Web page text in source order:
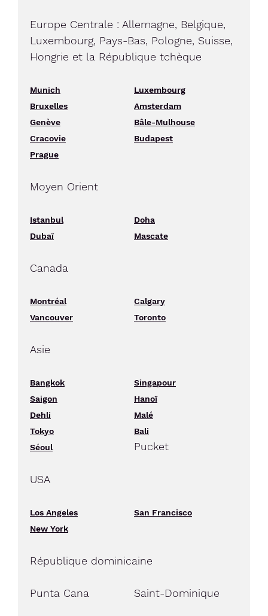
Europe Centrale : Allemagne, Belgique,
Luxembourg, Pays-Bas, Pologne, Suisse,
Hongrie et la République tchèque
Munich
Luxembourg
Bruxelles
Amsterdam
Genève
Bâle-Mulhouse
Cracovie
Budapest
Prague
Moyen Orient
Istanbul
Doha
Dubaï
Mascate
Canada
Montréal
Calgary
Vancouver
Toronto
Asie
Bangkok
Singapour
Saigon
Hanoï
Dehli
Malé
Tokyo
Bali
Séoul
Pucket
USA
Los Angeles
San Francisco
New York
République dominicaine
Punta Cana Saint-Dominique